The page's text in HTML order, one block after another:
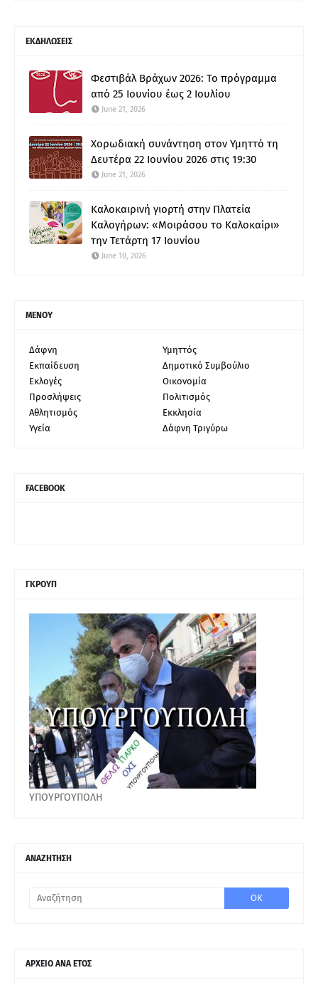
ΕΚΔΗΛΩΣΕΙΣ
Φεστιβάλ Βράχων 2026: Το πρόγραμμα
από 25 Ιουνίου έως 2 Ιουλίου
June 21, 2026
Χορωδιακή συνάντηση στον Υμηττό τη
Δευτέρα 22 Ιουνίου 2026 στις 19:30
June 21, 2026
Καλοκαιρινή γιορτή στην Πλατεία
Καλογήρων: «Μοιράσου το Καλοκαίρι»
την Τετάρτη 17 Ιουνίου
June 10, 2026
ΜΕΝΟΥ
Δάφνη
Υμηττός
Εκπαίδευση
Δημοτικό Συμβούλιο
Εκλογές
Οικονομία
Προσλήψεις
Πολιτισμός
Αθλητισμός
Εκκλησία
Υγεία
Δάφνη Τριγύρω
FACEBOOK
ΓΚΡΟΥΠ
ΥΠΟΥΡΓΟΥΠΟΛΗ
ΑΝΑΖΗΤΗΣΗ
ΑΡΧΕΙΟ ΑΝΑ ΕΤΟΣ